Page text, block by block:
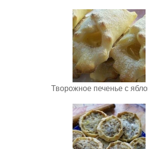
Творожное печенье с